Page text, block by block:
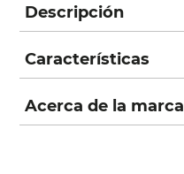
Descripción
Características
Acerca de la marca